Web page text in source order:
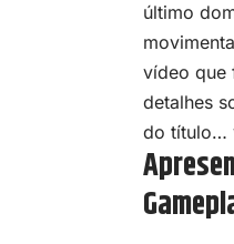
último
vídeo que
detalhes
do título…